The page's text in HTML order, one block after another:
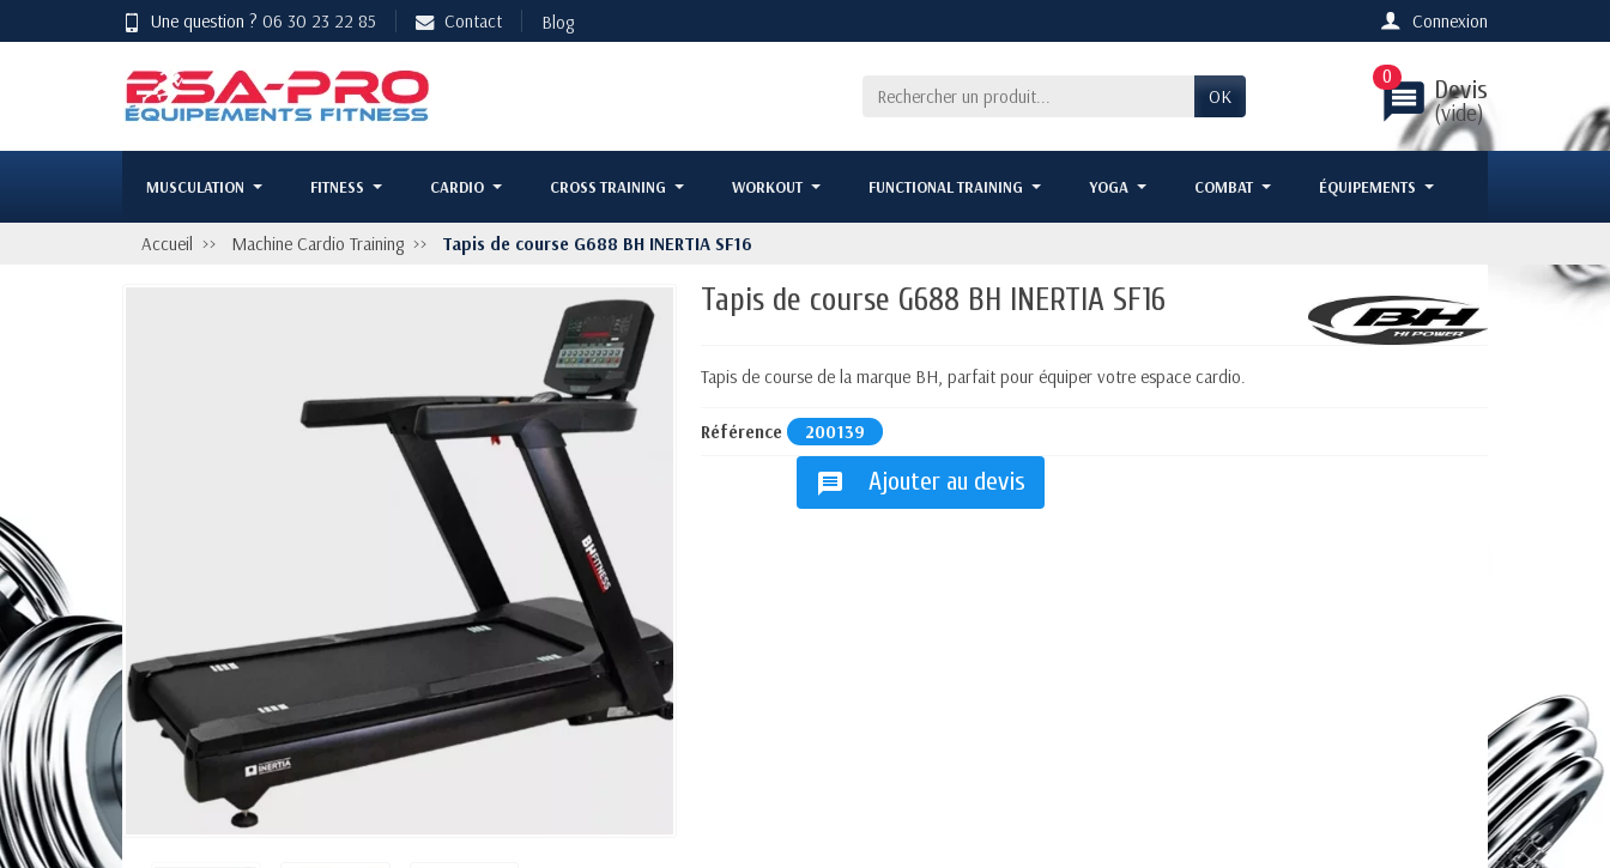
Une question ? 06 30 23 22 85 Contact Blog Connexion
OK message Devis
(vide)
0
MUSCULATION FITNESS CARDIO CROSS TRAINING WORKOUT FUNCTIONAL TRAINING YOGA COMBAT ÉQUIPEMENTS
Accueil Machine Cardio Training Tapis de course G688 BH INERTIA SF16
Tapis de course G688 BH INERTIA SF16
Tapis de course de la marque BH, parfait pour équiper votre espace cardio.
Référence 200139
message Ajouter au devis